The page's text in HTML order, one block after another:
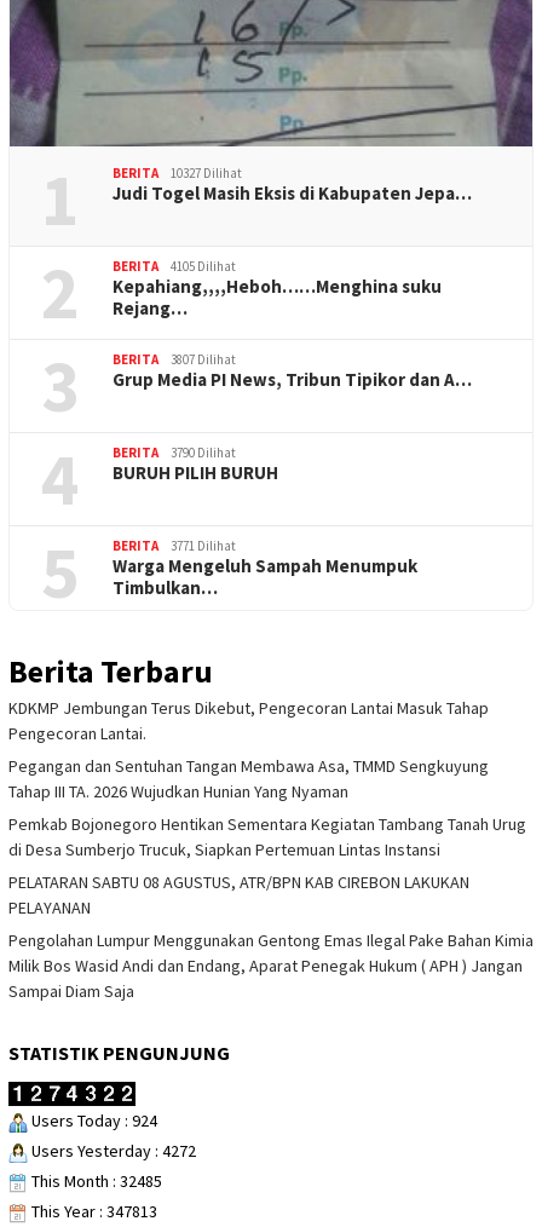
1 BERITA 10327 Dilihat
Judi Togel Masih Eksis di Kabupaten Jepa…
2 BERITA 4105 Dilihat
Kepahiang,,,,Heboh……Menghina suku
Rejang…
3 BERITA 3807 Dilihat
Grup Media PI News, Tribun Tipikor dan A…
4 BERITA 3790 Dilihat
BURUH PILIH BURUH
5 BERITA 3771 Dilihat
Warga Mengeluh Sampah Menumpuk
Timbulkan…
Berita Terbaru
KDKMP Jembungan Terus Dikebut, Pengecoran Lantai Masuk Tahap
Pengecoran Lantai.
Pegangan dan Sentuhan Tangan Membawa Asa, TMMD Sengkuyung
Tahap III TA. 2026 Wujudkan Hunian Yang Nyaman
Pemkab Bojonegoro Hentikan Sementara Kegiatan Tambang Tanah Urug
di Desa Sumberjo Trucuk, Siapkan Pertemuan Lintas Instansi
PELATARAN SABTU 08 AGUSTUS, ATR/BPN KAB CIREBON LAKUKAN
PELAYANAN
Pengolahan Lumpur Menggunakan Gentong Emas Ilegal Pake Bahan Kimia
Milik Bos Wasid Andi dan Endang, Aparat Penegak Hukum ( APH ) Jangan
Sampai Diam Saja
STATISTIK PENGUNJUNG
Users Today : 924
Users Yesterday : 4272
This Month : 32485
This Year : 347813